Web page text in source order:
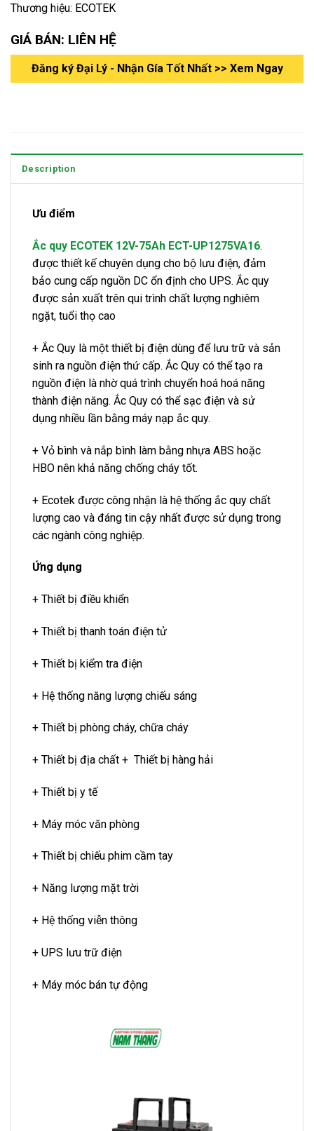
Thương hiệu: ECOTEK
GIÁ BÁN: LIÊN HỆ
Đăng ký Đại Lý - Nhận Gía Tốt Nhất >> Xem Ngay
Description
Ưu điểm
Ắc quy ECOTEK 12V-75Ah ECT-UP1275VA16.
được thiết kế chuyên dụng cho bộ lưu điện, đảm
bảo cung cấp nguồn DC ổn định cho UPS. Ắc quy
được sản xuất trên qui trình chất lượng nghiêm
ngặt, tuổi thọ cao
+ Ắc Quy là một thiết bị điện dùng để lưu trữ và sản
sinh ra nguồn điện thứ cấp. Ắc Quy có thể tạo ra
nguồn điện là nhờ quá trình chuyển hoá hoá năng
thành điện năng. Ắc Quy có thể sạc điện và sử
dụng nhiều lần bằng máy nạp ắc quy.
+ Vỏ bình và nắp bình làm bằng nhựa ABS hoặc
HBO nên khả năng chống cháy tốt.
+ Ecotek được công nhận là hệ thống ắc quy chất
lượng cao và đáng tin cậy nhất được sử dụng trong
các ngành công nghiệp.
Ứng dụng
+ Thiết bị điều khiển
+ Thiết bị thanh toán điện tử
+ Thiết bị kiểm tra điện
+ Hệ thống năng lượng chiếu sáng
+ Thiết bị phòng cháy, chữa cháy
+ Thiết bị địa chất + Thiết bị hàng hải
+ Thiết bị y tế
+ Máy móc văn phòng
+ Thiết bị chiếu phim cầm tay
+ Năng lượng mặt trời
+ Hệ thống viễn thông
+ UPS lưu trữ điện
+ Máy móc bán tự động